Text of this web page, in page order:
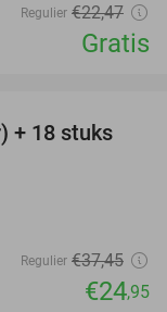
Regulier €22,47
Gratis
33%
+ 18 stuks
Regulier €37,45
€24,95